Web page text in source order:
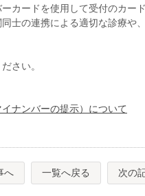
カードを使用して受付のカー
士の連携による適切な診療や
さい。
ナンバーの提示）について
へ 一覧へ戻る 次の